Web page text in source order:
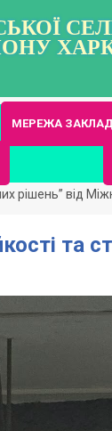
МЕРЕЖА
рішень” від
та